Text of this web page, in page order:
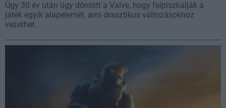
Úgy 30 év után úgy döntött a Valve, hogy felpiszkálják a
játék egyik alapelemét, ami drasztikus változásokhoz
vezethet.